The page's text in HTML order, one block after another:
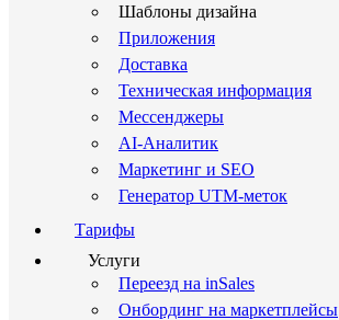
Шаблоны дизайна
Приложения
Доставка
Техническая информация
Мессенджеры
AI-Аналитик
Маркетинг и SEO
Генератор UTM-меток
Тарифы
Услуги
Переезд на inSales
Онбординг на маркетплейсы